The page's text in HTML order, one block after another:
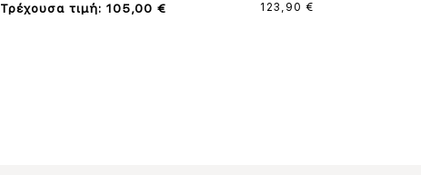
Τρέχουσα τιμή: 105,00 €
123,90 €